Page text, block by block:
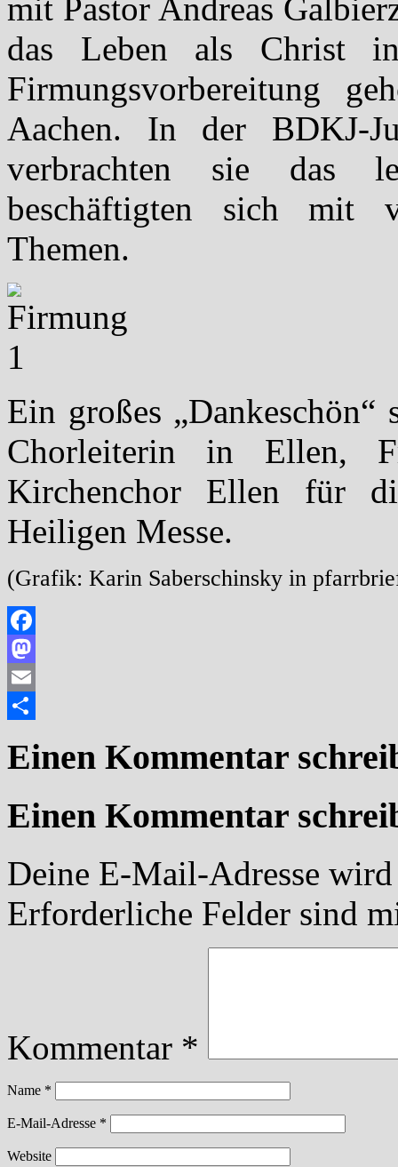
mit Pastor Andreas
das Leben als Christ
Firmungsvorbereitung
Aachen. In der BDKJ-
verbrachten sie das
beschäftigten sich mit
Themen.
Ein großes
Chorleiterin in Ellen,
Kirchenchor Ellen für
Heiligen Messe.
(Grafik: Karin Saberschinsky in
Facebook
Mastodon
Email
Einen Kommentar
Einen Kommentar
Deine E-Mail-Adresse
Erforderliche Felder sind
Kommentar *
Name *
E-Mail-Adresse *
Website